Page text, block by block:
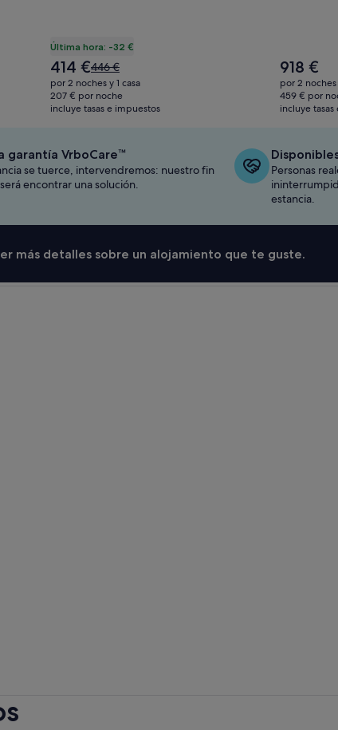
Última hora: -32 €
El
precio
actual
es
414 €El
precio
era
de
más
información
sobre
estándar.
446 €
por 2 noches y 1 casa
207 € por noche
incluye tasas e impuestos
El
precio
actual
es
918 €
por 2 noches
459 € por
incluye
garantía VrboCare™
se tuerce, intervendremos: nuestro fin
encontrar una solución.
Personas
estancia.
más detalles sobre un alojamiento que te guste.